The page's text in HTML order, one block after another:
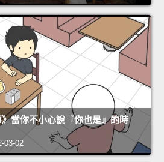
》當你不小心說『你也是』的時
03-02